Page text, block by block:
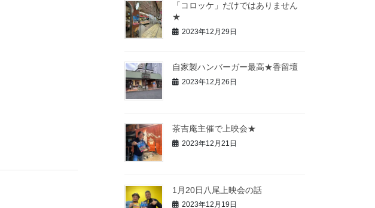
「コロッケ」だけではありません
★
2023年12月29日
自家製ハンバーガー最高★香留壇
2023年12月26日
茶吉庵主催で上映会★
2023年12月21日
1月20日八尾上映会の話
2023年12月19日